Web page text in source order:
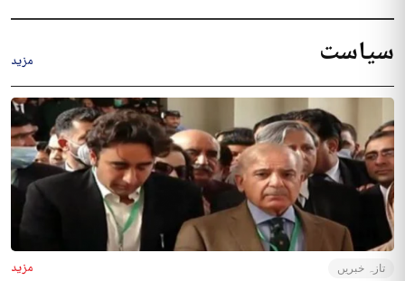
سیاست مزید
تازہ خبریں مزید